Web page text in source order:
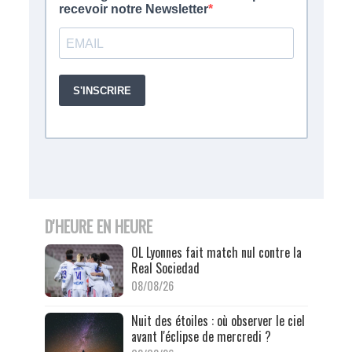
D'HEURE EN HEURE
OL Lyonnes fait match nul contre la
Real Sociedad
08/08/26
Nuit des étoiles : où observer le ciel
avant l'éclipse de mercredi ?